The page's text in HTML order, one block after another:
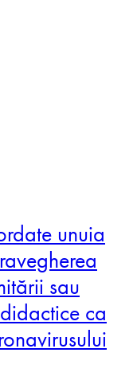
unuia
sau
ca